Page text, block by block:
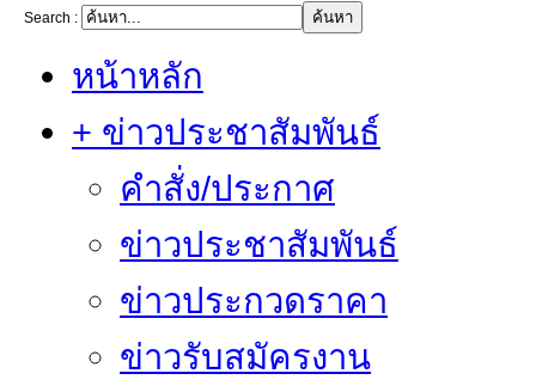
Search :
หน้าหลัก
+ ข่าวประชาสัมพันธ์
คำสั่ง/ประกาศ
ข่าวประชาสัมพันธ์
ข่าวประกวดราคา
ข่าวรับสมัครงาน